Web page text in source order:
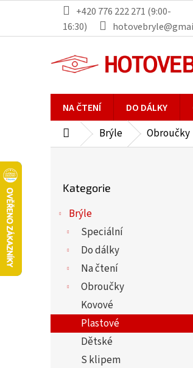
obsah
+420 776 222 271 (9:00-
16:30)
NA ČTENÍ DO DÁLKY
DomůBrýle Obroučky
e
kategorie
Kategorie
Brýle
Speciální
Do dálky
Na čtení
Obroučky
Kovové
Plastové
Dětské
S klipem